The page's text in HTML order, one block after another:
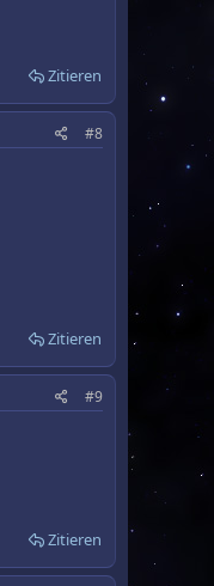
Zitieren
#8
Zitieren
#9
Zitieren